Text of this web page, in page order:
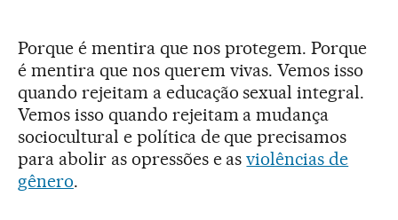
Porque é mentira que nos protegem. Porque
é mentira que nos querem vivas. Vemos isso
quando rejeitam a educação sexual integral.
Vemos isso quando rejeitam a mudança
sociocultural e política de que precisamos
para abolir as opressões e asviolências de
gênero.